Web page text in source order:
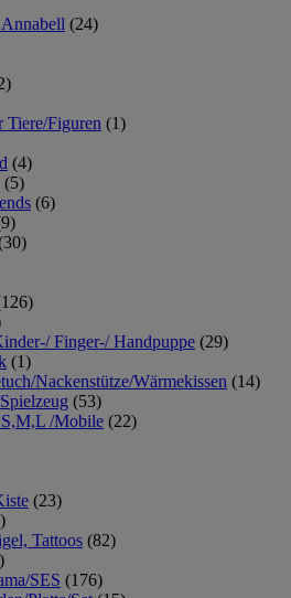
(24)
Tiere/Figuren (1)
(4)
(5)
(6)
Finger-/ Handpuppe (29)
(1)
Nackenstütze/Wärmekissen (14)
(53)
/Mobile (22)
(23)
Tattoos (82)
SES (176)